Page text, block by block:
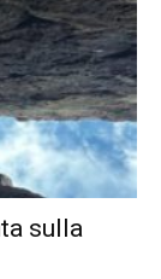
sulla